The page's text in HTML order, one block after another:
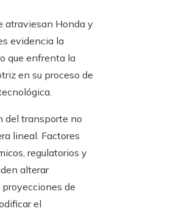
atraviesan Honda y
evidencia la
que enfrenta la
en su proceso de
del transporte no
lineal. Factores
regulatorios y
alterar
de
el